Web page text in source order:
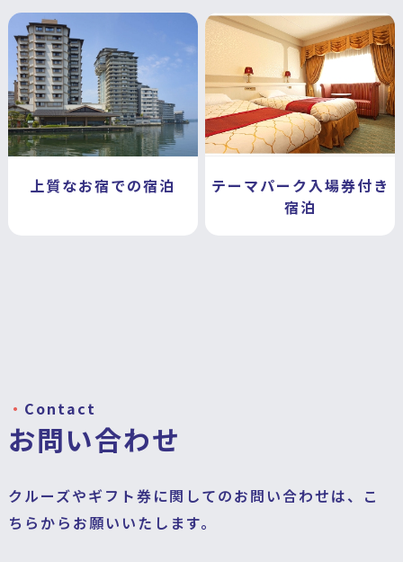
上質なお宿での宿泊
テーマパーク入場券付き
宿泊
Contact
お問い合わせ
クルーズやギフト券に関してのお問い合わせは、こ
ちらからお願いいたします。